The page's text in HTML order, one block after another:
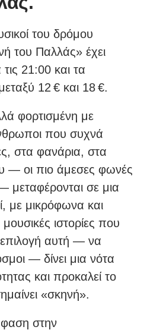
του δρόμου
του Παλλάς» έχει
21:00 και τα
12 € και 18 €.
φορτισμένη με
που συχνά
στα φανάρια, στα
— οι πιο άμεσες φωνές
μεταφέρονται σε μια
με μικρόφωνα και
ιστορίες που
αυτή — να
— δίνει μια νότα
και προκαλεί το
«σκηνή».
στην